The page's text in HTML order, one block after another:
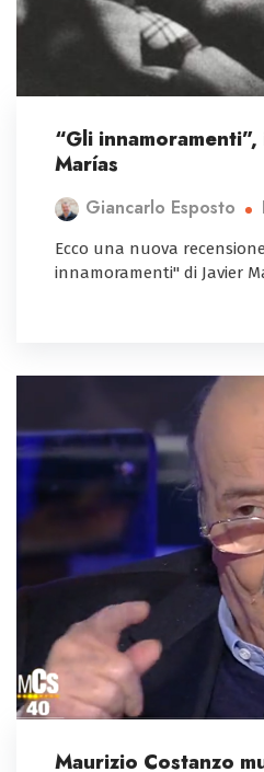
“Gli
Marías
Giancarlo Esposto
Ecco una nuova
innamoramenti" di Javier
Maurizio Costanzo